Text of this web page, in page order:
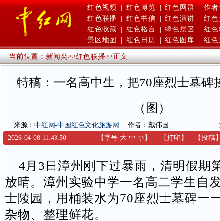
红色视频 | 红色博览 | 红色网群 | 作者
红色联播
红色书信 红色演讲
红色
红色收藏
红色格言 绿色景区
红色
景区地图
红色日历 红色图库 红色
当前位置：新闻类>>红色联播>>正文
特稿：一名高中生，把70座烈士墓碑
（图）
来源： 中红网-中国红色文化旅游网 作者：戴伟国
2026-04-08 11:43:50
【字号 大 中 小】 【打印 】 【投稿
4月3日漳州刚下过暴雨，清明假期
放晴。漳州实验中学一名高二学生自
士陵园，用桶装水为70座烈士墓碑一
杂物、整理鲜花。